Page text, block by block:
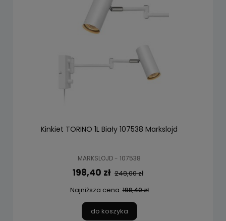
Kinkiet TORINO 1L Biały 107538 Markslojd
MARKSLOJD - 107538
198,40 zł 248,00 zł
Najniższa cena:198,40 zł
do koszyka